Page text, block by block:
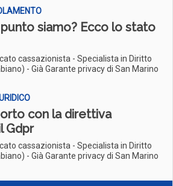
siamo? Ecco lo stato
cassazionista - Specialista in Diritto
- Già Garante privacy di San Marino
con la direttiva
Gdpr
cassazionista - Specialista in Diritto
- Già Garante privacy di San Marino